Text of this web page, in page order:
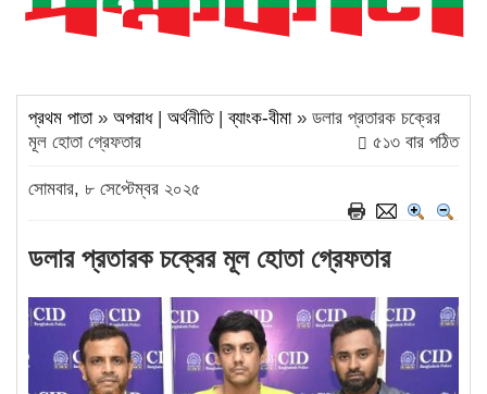
প্রথম পাতা» অপরাধ| অর্থনীতি|ব্যাংক-বীমা» ডলার প্রতারক চক্রের
মূল হোতা গ্রেফতার
৫১৩ বার পঠিত
সোমবার, ৮ সেপ্টেম্বর ২০২৫
ডলার প্রতারক চক্রের মূল হোতা গ্রেফতার